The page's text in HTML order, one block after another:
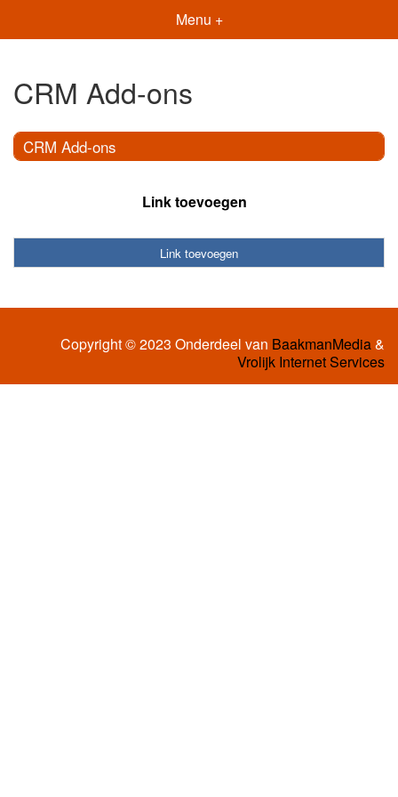
Menu +
CRM Add-ons
CRM Add-ons
Link toevoegen
Link toevoegen
Copyright © 2023 Onderdeel van BaakmanMedia&
Vrolijk Internet Services